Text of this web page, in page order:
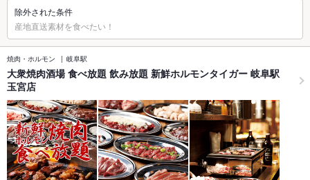
除外された条件
産地直送素材を食べたい！
焼肉・ホルモン 岐阜駅
大衆焼肉酒場 食べ放題 飲み放題 新鮮ホルモンタイガー 岐阜駅
玉宮店